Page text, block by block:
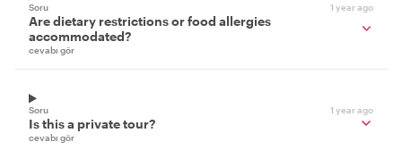
Soru 1 year ago
Are dietary restrictions or food allergies
accommodated?
cevabı gör
Soru 1 year ago
Is this a private tour?
cevabı gör